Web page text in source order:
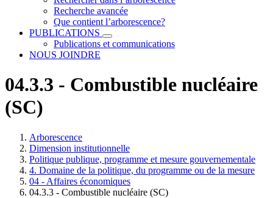
navigation
Arborescence
Recherche avancée
Que contient l’arborescence?
PUBLICATIONS
sous-
navigation
Publications et communications
NOUS JOINDRE
04.3.3 - Combustible nucléaire
(SC)
Fil
d'Ariane
Arborescence
Dimension institutionnelle
Politique publique, programme et mesure gouvernementale
4. Domaine de la politique, du programme ou de la mesure
04 - Affaires économiques
04.3.3 - Combustible nucléaire (SC)